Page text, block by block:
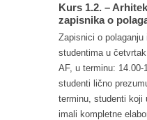
Kurs 1.2. –
zapisnika o
Zapisnici o
studentima u
AF, u terminu: 14.00-
studenti lično
terminu, studenti koji
imali kompletne